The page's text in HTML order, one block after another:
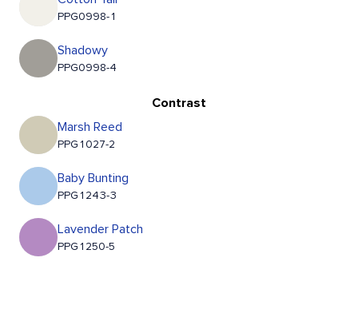
PPG0998-1
Shadowy
PPG0998-4
Contrast
Marsh Reed
PPG1027-2
Baby Bunting
PPG1243-3
Lavender Patch
PPG1250-5